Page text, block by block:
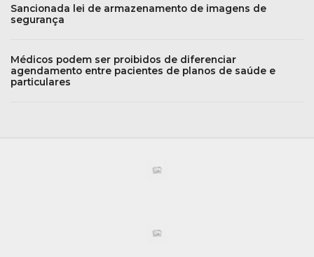
Sancionada lei de armazenamento de imagens de
segurança
Médicos podem ser proibidos de diferenciar
agendamento entre pacientes de planos de saúde e
particulares